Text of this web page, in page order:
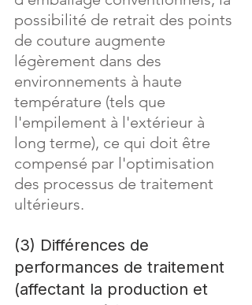
possibilité de retrait des points
de couture augmente
légèrement dans des
environnements à haute
température (tels que
l'empilement à l'extérieur à
long terme), ce qui doit être
compensé par l'optimisation
des processus de traitement
ultérieurs.
(3) Différences de
performances de traitement
(affectant la production et